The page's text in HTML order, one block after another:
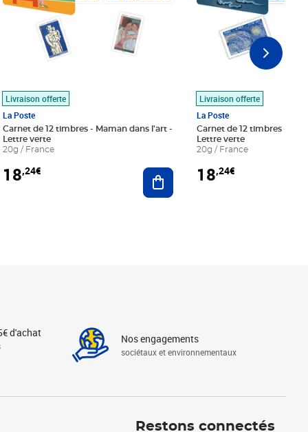
au panier
Livraison offerte
La Poste
Carnet de 12 timbres - Maman dans l'art -
Lettre verte
20g / France
18,24€ Ajouter au panier
Livraison offerte
La Poste
Carnet de 12 timbres - Le
Lettre verte
20g / France
18,24€
d'achat Nos engagements
sociétaux et environnementaux
Restons connectés